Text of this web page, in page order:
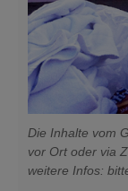
Die Inhalte vom
vor Ort oder via
weitere Infos: